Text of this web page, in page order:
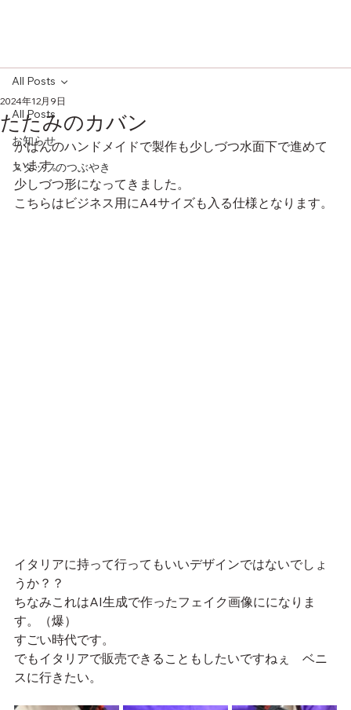
All Posts
お知らせ
スタッフのつぶやき
All Posts
たたみのカバン
2024年12月9日
かばんのハンドメイドで製作も少しづつ水面下で進めて
います。
少しづつ形になってきました。
こちらはビジネス用にA4サイズも入る仕様となります。
イタリアに持って行ってもいいデザインではないでしょ
うか？？
ちなみこれはAI生成で作ったフェイク画像にになりま
す。（爆）
すごい時代です。
でもイタリアで販売できることもしたいですねぇ　ベニ
スに行きたい。